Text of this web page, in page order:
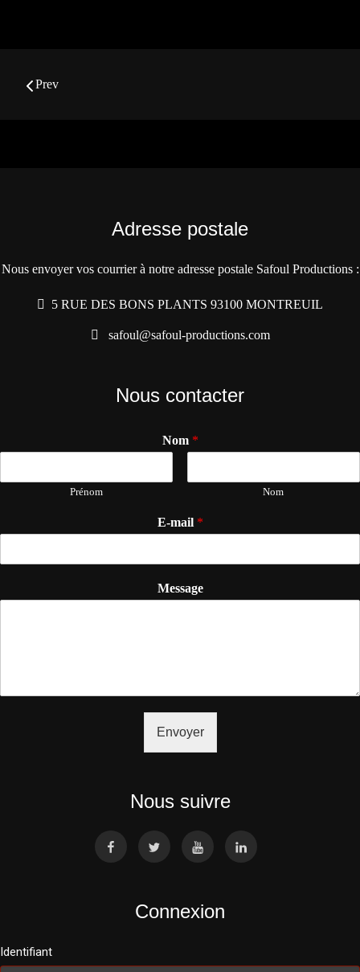
Navigation
Prev
Adresse postale
Nous envoyer vos courrier à notre adresse postale Safoul Productions :
5 RUE DES BONS PLANTS 93100 MONTREUIL
safoul@safoul-productions.com
Nous contacter
Nom *
Prénom Nom
E-mail *
Message
Envoyer
Nous suivre
Connexion
Identifiant